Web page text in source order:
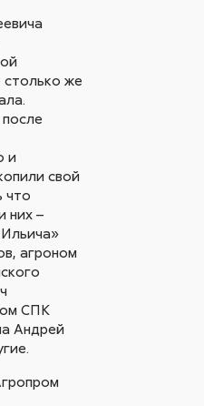
же
и
свой
что
них –
агроном
СПК
Андрей